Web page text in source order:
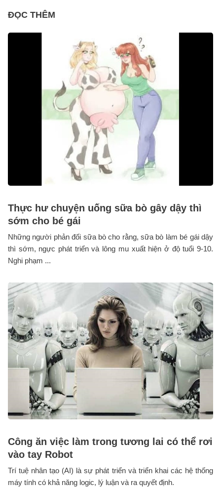
ĐỌC THÊM
Thực hư chuyện uống sữa bò gây dậy thì
sớm cho bé gái
Những người phản đối sữa bò cho rằng, sữa bò làm bé gái dậy
thì sớm, ngực phát triển và lông mu xuất hiện ở độ tuổi 9-10.
Nghi phạm ...
Công ăn việc làm trong tương lai có thể rơi
vào tay Robot
Trí tuệ nhân tạo (AI) là sự phát triển và triển khai các hệ thống
máy tính có khả năng logic, lý luận và ra quyết định.